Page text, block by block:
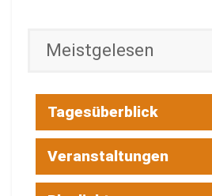
Meistgelesen
Tagesüberblick
Veranstaltungen